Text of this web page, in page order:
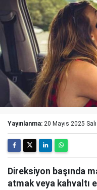
Yayınlanma: 20 Mayıs 2025
Direksiyon başında
atmak veya kahvaltı